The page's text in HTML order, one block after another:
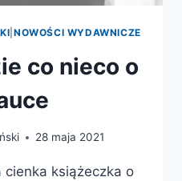
|NOWOŚCI WYDAWNICZE
co nieco o
28 maja 2021
cienka książeczka o